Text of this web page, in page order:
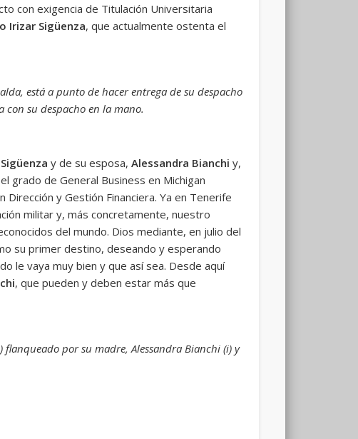
con exigencia de Titulación Universitaria
Irizar Sigüenza, que actualmente ostenta el
está a punto de hacer entrega de su despacho
su despacho en la mano.
y de su esposa, Alessandra Bianchi y,
grado de General Business en Michigan
y Gestión Financiera. Ya en Tenerife
militar y, más concretamente, nuestro
del mundo. Dios mediante, en julio del
su primer destino, deseando y esperando
le vaya muy bien y que así sea. Desde aquí
, que pueden y deben estar más que
por su madre, Alessandra Bianchi (i) y